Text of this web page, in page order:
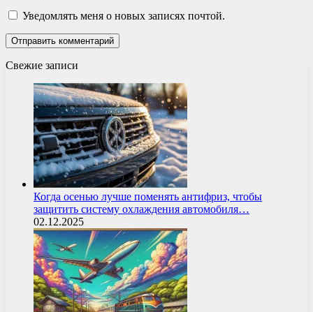
Уведомлять меня о новых записях почтой.
Свежие записи
Когда осенью лучше поменять антифриз, чтобы
защитить систему охлаждения автомобиля…
02.12.2025